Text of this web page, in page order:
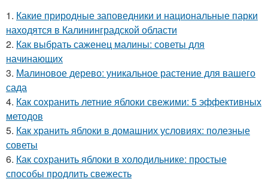
1. Какие природные заповедники и национальные парки
находятся в Калининградской области
2. Как выбрать саженец малины: советы для
начинающих
3. Малиновое дерево: уникальное растение для вашего
сада
4. Как сохранить летние яблоки свежими: 5 эффективных
методов
5. Как хранить яблоки в домашних условиях: полезные
советы
6. Как сохранить яблоки в холодильнике: простые
способы продлить свежесть